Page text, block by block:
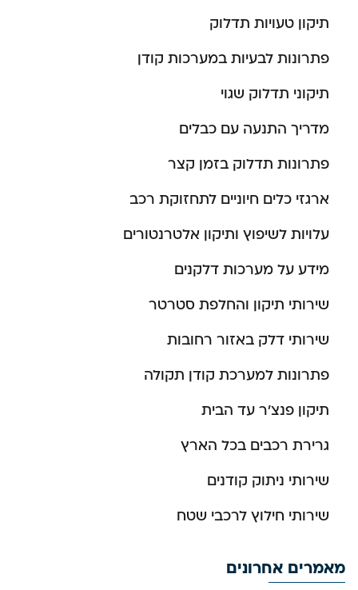
תיקון טעויות תדלוק
פתרונות לבעיות במערכות קודן
תיקוני תדלוק שגוי
מדריך התנעה עם כבלים
פתרונות תדלוק בזמן קצר
ארגזי כלים חיוניים לתחזוקת רכב
עלויות לשיפוץ ותיקון אלטרנטורים
מידע על מערכות דלקנים
שירותי תיקון והחלפת סטרטר
שירותי דלק באזור רחובות
פתרונות למערכת קודן תקולה
תיקון פנצ’ר עד הבית
גרירת רכבים בכל הארץ
שירותי ניתוק קודנים
שירותי חילוץ לרכבי שטח
מאמרים אחרונים